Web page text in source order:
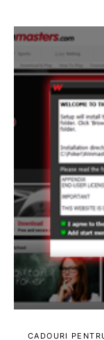
CADOURI